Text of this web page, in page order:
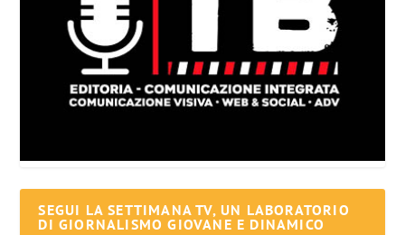
SEGUI LA SETTIMANA TV, UN LABORATORIO
DI GIORNALISMO GIOVANE E DINAMICO